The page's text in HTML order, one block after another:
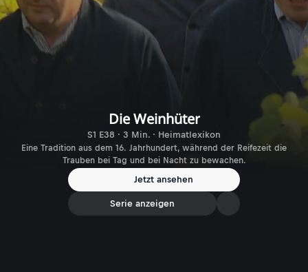
Die Weinhüter
S1 E38 · 3 Min. · Heimatlexikon
Eine Tradition aus dem 16. Jahrhundert, während der Reifezeit die
Trauben bei Tag und bei Nacht zu bewachen.
Jetzt ansehen
Serie anzeigen